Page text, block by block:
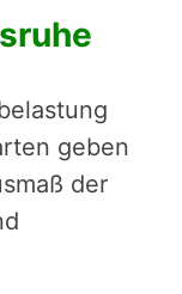
geben
der